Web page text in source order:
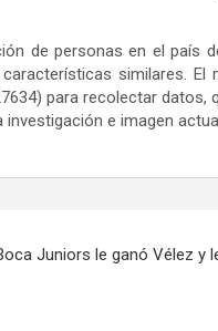
de personas en el país
similares. El
para recolectar datos,
e imagen
Juniors le ganó Vélez y